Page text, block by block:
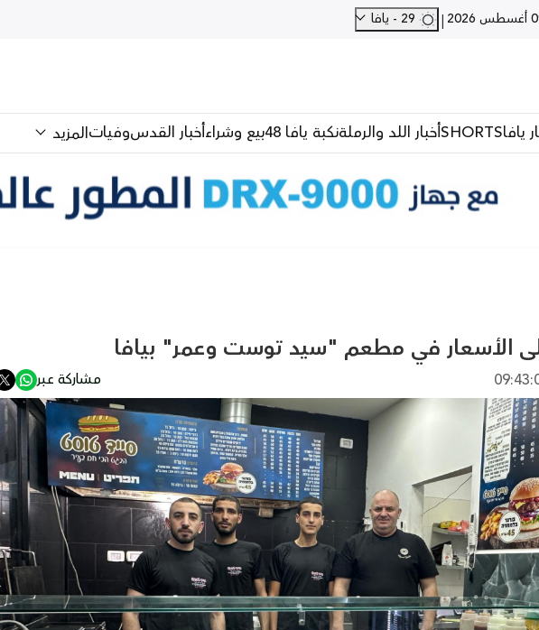
2026
|
يافاSHORTSأخبار اللد والرملةنكبة يافا 48 بيع وشراءأخبار القدسوفياتالمزيد
الأسعار في مطعم "سيد توست وعمر" بيافا
مشاركة عبر